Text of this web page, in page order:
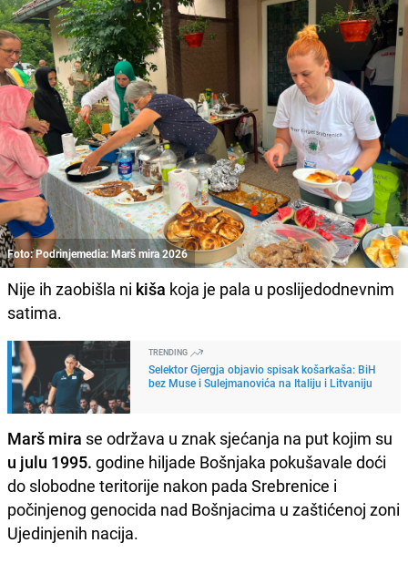
Foto: Podrinjemedia: Marš mira 2026
Nije ih zaobišla ni kiša koja je pala u poslijedodnevnim
satima.
TRENDING
Selektor Gjergja objavio spisak košarkaša: BiH
bez Muse i Sulejmanovića na Italiju i Litvaniju
Marš mira se održava u znak sjećanja na put kojim su
u julu 1995. godine hiljade Bošnjaka pokušavale doći
do slobodne teritorije nakon pada Srebrenice i
počinjenog genocida nad Bošnjacima u zaštićenoj zoni
Ujedinjenih nacija.